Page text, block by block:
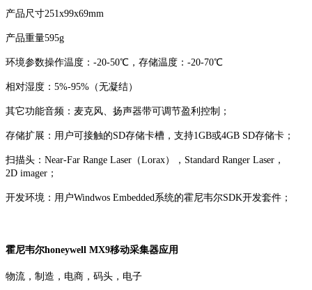
产品尺寸251x99x69mm
产品重量595g
环境参数操作温度：-20-50℃，存储温度：-20-70℃
相对湿度：5%-95%（无凝结）
其它功能音频：麦克风、扬声器带可调节盈利控制；
存储扩展：用户可接触的SD存储卡槽，支持1GB或4GB SD存储卡；
扫描头：Near-Far Range Laser（Lorax），Standard Ranger Laser，
2D imager；
开发环境：用户Windwos Embedded系统的霍尼韦尔SDK开发套件；
霍尼韦尔honeywell MX9移动采集器应用
物流，制造，电商，码头，电子